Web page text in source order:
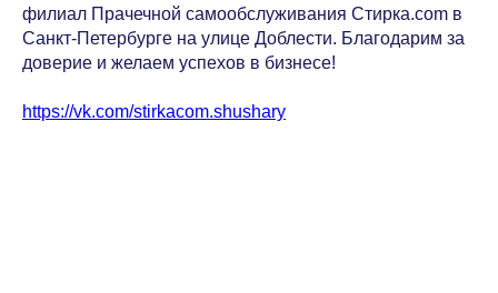
филиал Прачечной самообслуживания Стирка.com в
Санкт-Петербурге на улице Доблести. Благодарим за
доверие и желаем успехов в бизнесе!
https://vk.com/stirkacom.shushary